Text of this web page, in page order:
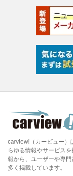
carview!（カービュー）
らゆる情報やサービス
報から、ユーザーや専
多く掲載しています。